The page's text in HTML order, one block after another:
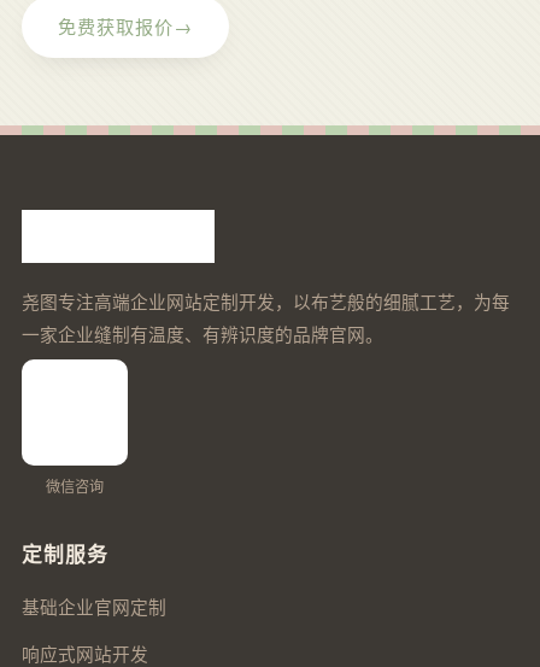
免费获取报价→
尧图专注高端企业网站定制开发，以布艺般的细腻工艺，为每
一家企业缝制有温度、有辨识度的品牌官网。
微信咨询
定制服务
基础企业官网定制
响应式网站开发